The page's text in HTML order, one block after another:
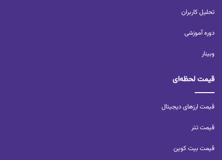
تحلیل کاربران‌
دوره آموزشی
وبینار
قیمت لحظه‌ای
قیمت ارزهای دیجیتال
قیمت تتر
قیمت بیت کوین